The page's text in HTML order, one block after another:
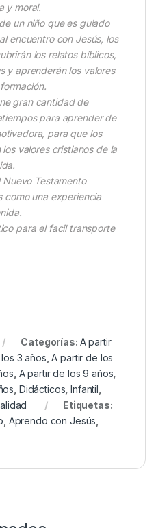
y moral.
un niño que es guiado
encuentro con Jesús, los
los relatos bíblicos,
y aprenderán los valores
gran cantidad de
para aprender de
para que los
valores cristianos de la
Testamento
como una experiencia
para el facil transporte
Categorías: A partir
3 años ,A partir de los
A partir de los 9 años
Didácticos ,Infantil
Etiquetas:
Aprendo con Jesús